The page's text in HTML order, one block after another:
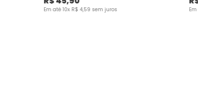
Em até10x R$ 4,59 sem juros